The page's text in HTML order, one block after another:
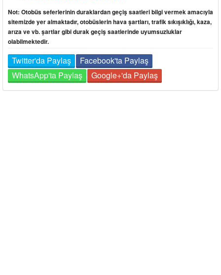
Not: Otobüs seferlerinin duraklardan geçiş saatleri bilgi vermek amacıyla
sitemizde yer almaktadır, otobüslerin hava şartları, trafik sıkışıklığı, kaza,
arıza ve vb. şartlar gibi durak geçiş saatlerinde uyumsuzluklar
olabilmektedir.
Twitter'da Paylaş
Facebook'ta Paylaş
WhatsApp'ta Paylaş
Google+'da Paylaş